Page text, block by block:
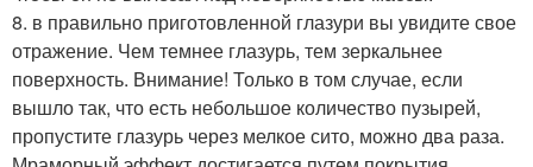
8. в правильно приготовленной глазури вы увидите свое
отражение. Чем темнее глазурь, тем зеркальнее
поверхность. Внимание! Только в том случае, если
вышло так, что есть небольшое количество пузырей,
пропустите глазурь через мелкое сито, можно два раза.